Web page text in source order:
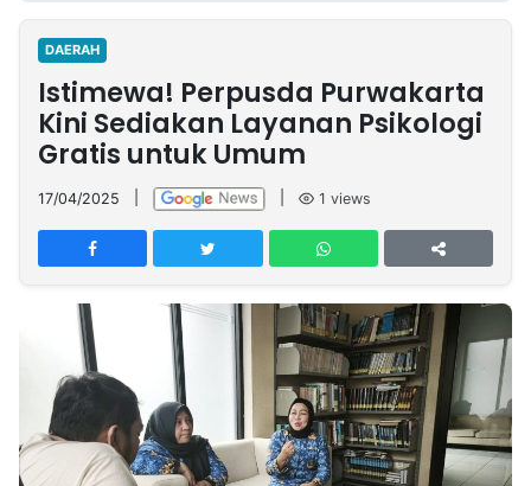
Nasional
International
Olahraga
Entertainment
Daerah
Pariwisata
Kuliner
Kolom
Network
PT
TREETAN
INDONESIA
Partner
Insight
NTB
Suara
Time
Lens
IDN
Daily
Jogja
Jalan
Rakyat
Idealita
News
Kita
Notice
Dinamikapost.com
Radar
Baru
Seedbacklink
DAERAH
Istimewa! Perpusda Purwakarta
Kini Sediakan Layanan Psikologi
Gratis untuk Umum
17/04/2025 1 views